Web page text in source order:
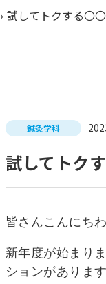
› 試してトクする〇
鍼灸学科
試してトク
皆さんこんにちわ
新年度が始まり
ションがあります